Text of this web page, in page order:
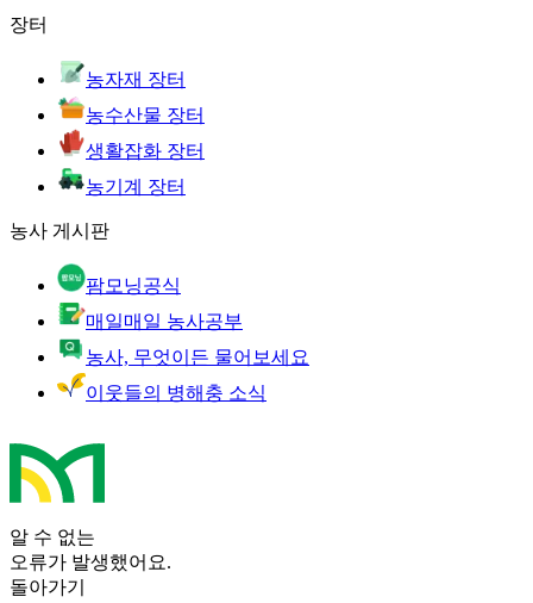
장터
농자재 장터
농수산물 장터
생활잡화 장터
농기계 장터
농사 게시판
팜모닝공식
매일매일 농사공부
농사, 무엇이든 물어보세요
이웃들의 병해충 소식
알 수 없는
오류가 발생했어요.
돌아가기